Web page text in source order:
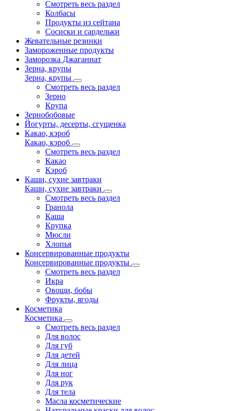
Смотреть весь раздел
Колбасы
Продукты из сейтана
Сосиски и сардельки
Жевательные резинки
Замороженные продукты
Заморозка Джаганнат
Зерна, крупы
Зерна, крупы
Смотреть весь раздел
Зерно
Крупа
Зернобобовые
Йогурты, десерты, сгущенка
Какао, кэроб
Какао, кэроб
Смотреть весь раздел
Какао
Кэроб
Каши, сухие завтраки
Каши, сухие завтраки
Смотреть весь раздел
Гранола
Каша
Крупка
Мюсли
Хлопья
Консервированные продукты
Консервированные продукты
Смотреть весь раздел
Икра
Овощи, бобы
Фрукты, ягоды
Косметика
Косметика
Смотреть весь раздел
Для волос
Для губ
Для детей
Для лица
Для ног
Для рук
Для тела
Масла косметические